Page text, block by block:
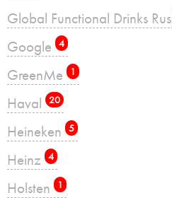
Global Functional Drinks Rus
Google 4
GreenMe 1
Haval 20
Heineken 5
Heinz 4
Holsten 1